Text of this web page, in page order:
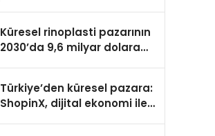
Küresel rinoplasti pazarının
2030’da 9,6 milyar dolara
Türkiye’den küresel pazara:
ShopinX, dijital ekonomi ile